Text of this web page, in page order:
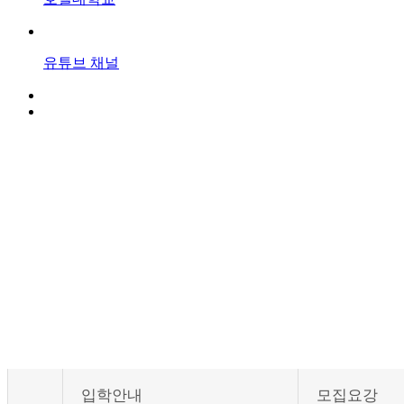
유튜브 채널
입학안내 모집요강